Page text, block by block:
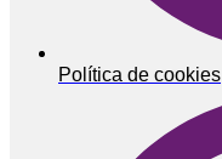
Política de cookies